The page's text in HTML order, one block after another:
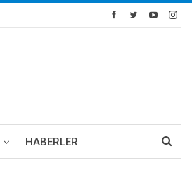
HABERLER